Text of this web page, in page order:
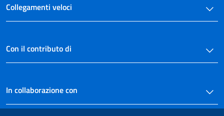
Collegamenti veloci
Con il contributo di
In collaborazione con